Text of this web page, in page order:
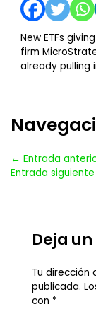
New ETFs
firm
already pulling
← Entrada
Entrada siguiente
Deja
Tu dirección
publicada.
con *